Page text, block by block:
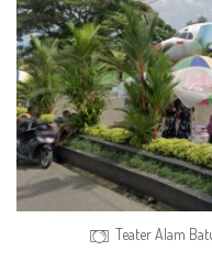
Teater Alam